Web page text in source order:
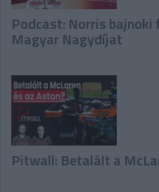
Podcast: Norris bajnoki
Magyar Nagydíjat
Pitwall: Betalált a